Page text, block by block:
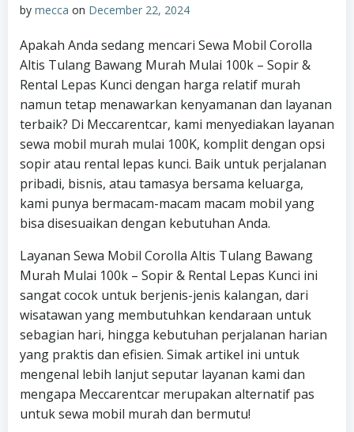
by mecca on December 22, 2024
Apakah Anda sedang mencari Sewa Mobil Corolla
Altis Tulang Bawang Murah Mulai 100k – Sopir &
Rental Lepas Kunci dengan harga relatif murah
namun tetap menawarkan kenyamanan dan layanan
terbaik? Di Meccarentcar, kami menyediakan layanan
sewa mobil murah mulai 100K, komplit dengan opsi
sopir atau rental lepas kunci. Baik untuk perjalanan
pribadi, bisnis, atau tamasya bersama keluarga,
kami punya bermacam-macam macam mobil yang
bisa disesuaikan dengan kebutuhan Anda.
Layanan Sewa Mobil Corolla Altis Tulang Bawang
Murah Mulai 100k – Sopir & Rental Lepas Kunci ini
sangat cocok untuk berjenis-jenis kalangan, dari
wisatawan yang membutuhkan kendaraan untuk
sebagian hari, hingga kebutuhan perjalanan harian
yang praktis dan efisien. Simak artikel ini untuk
mengenal lebih lanjut seputar layanan kami dan
mengapa Meccarentcar merupakan alternatif pas
untuk sewa mobil murah dan bermutu!